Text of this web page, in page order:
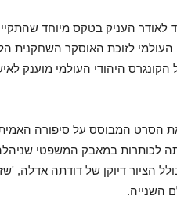
לזוכת האוסקר השחקנית
היהודי העולמי מוענק
הסרט המבוסס על סיפורה
לכותרות במאבק המשפטי
הציור דיוקן של דודתה אדלה,
השנייה.